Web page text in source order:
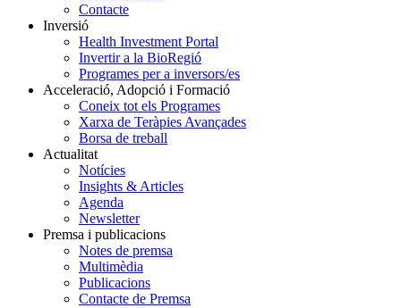
Contacte
Inversió
Health Investment Portal
Invertir a la BioRegió
Programes per a inversors/es
Acceleració, Adopció i Formació
Coneix tot els Programes
Xarxa de Teràpies Avançades
Borsa de treball
Actualitat
Notícies
Insights & Articles
Agenda
Newsletter
Premsa i publicacions
Notes de premsa
Multimèdia
Publicacions
Contacte de Premsa